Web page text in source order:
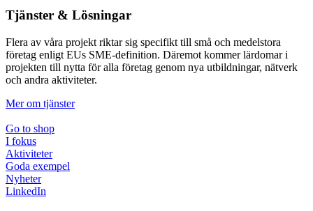
Tjänster & Lösningar
Flera av våra projekt riktar sig specifikt till små och medelstora
företag enligt EUs SME-definition. Däremot kommer lärdomar i
projekten till nytta för alla företag genom nya utbildningar, nätverk
och andra aktiviteter.
Mer om tjänster
Go to shop
I fokus
Aktiviteter
Goda exempel
Nyheter
LinkedIn